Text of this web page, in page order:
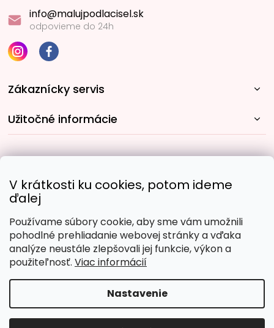
V krátkosti ku cookies, potom ideme
ďalej
Používame súbory cookie, aby sme vám umožnili
pohodlné prehliadanie webovej stránky a vďaka
analýze neustále zlepšovali jej funkcie, výkon a
použiteľnosť. Viac informácií
Nastavenie
info@malujpodlacisel.sk
odpovieme do 24h
Zákaznícky servis
Užitočné informácie
Obľúbené spôsoby platby:
Copyright 2026Malujpodlacisel.sk. Všetky práva
vyhradené.Upraviť nastavenie cookies